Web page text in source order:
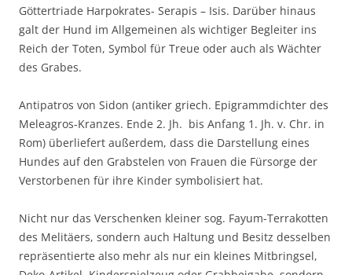
Göttertriade Harpokrates- Serapis – Isis. Darüber hinaus
galt der Hund im Allgemeinen als wichtiger Begleiter ins
Reich der Toten, Symbol für Treue oder auch als Wächter
des Grabes.
Antipatros von Sidon (antiker griech. Epigrammdichter des
Meleagros-Kranzes. Ende 2. Jh. bis Anfang 1. Jh. v. Chr. in
Rom) überliefert außerdem, dass die Darstellung eines
Hundes auf den Grabstelen von Frauen die Fürsorge der
Verstorbenen für ihre Kinder symbolisiert hat.
Nicht nur das Verschenken kleiner sog. Fayum-Terrakotten
des Melitäers, sondern auch Haltung und Besitz desselben
repräsentierte also mehr als nur ein kleines Mitbringsel,